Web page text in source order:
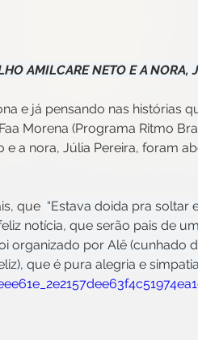
AMILCARE NETO E A NORA,
e já pensando nas histórias
Morena (Programa Ritmo
e a nora, Júlia Pereira, foram
que “Estava doida pra soltar
notícia, que serão pais de
organizado por Alê (cunhado
que é pura alegria e